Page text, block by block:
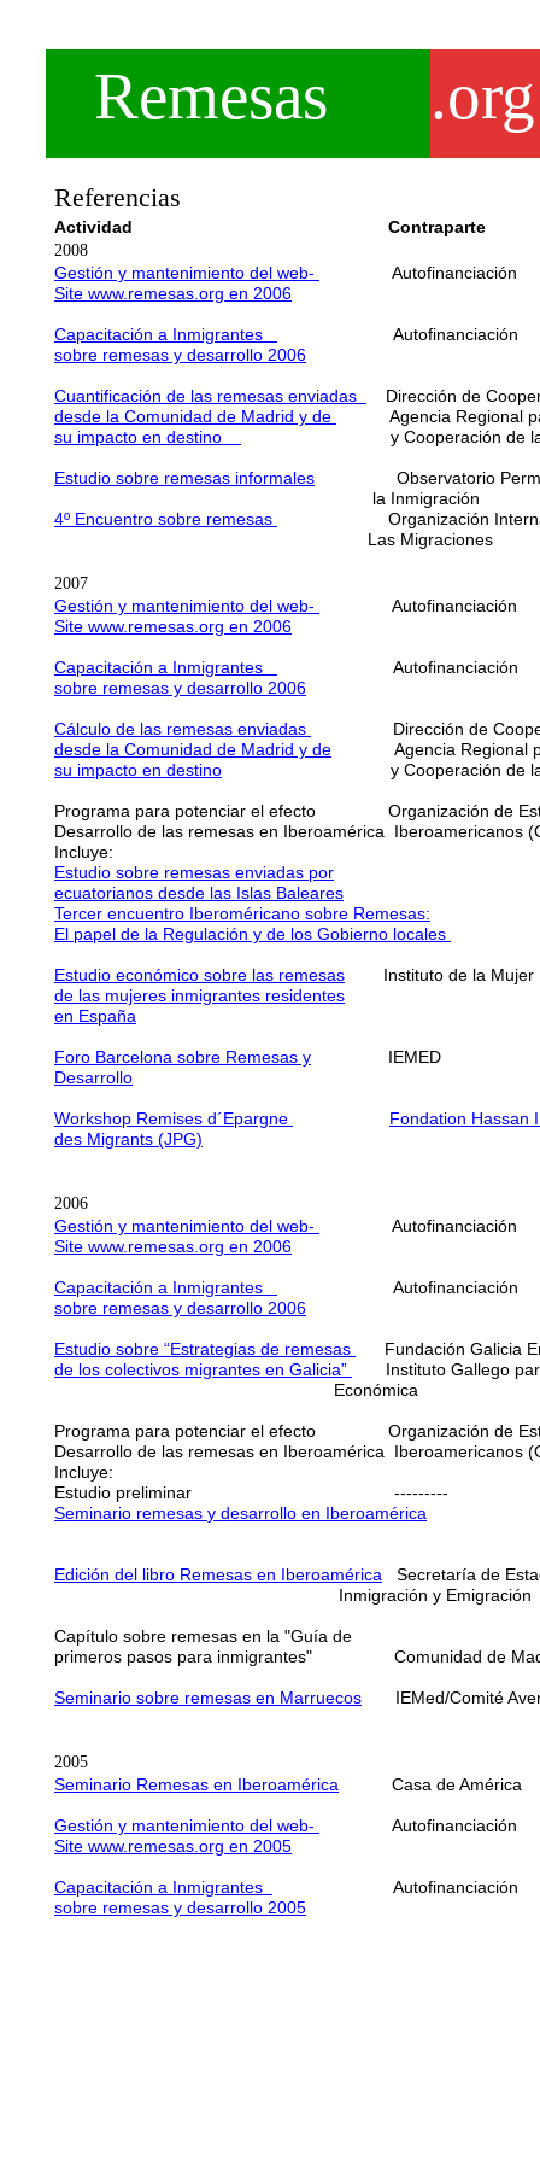
Referencias
Actividad
2008
Gestión y mantenimiento del web-
Site www.remesas.org en 2006
Capacitación a Inmigrantes
sobre remesas y desarrollo 2006
Cuantificación de las remesas enviadas
Dirección de
desde la Comunidad de Madrid y de
Agencia Regional
su impacto en destino
y Cooperación de la
Estudio sobre remesas informales Observatorio
la Inmigración
4º Encuentro sobre remesas
Organización
Las Migraciones 6
2007
Gestión y mantenimiento del web-
Site www.remesas.org en 2006
Capacitación a Inmigrantes
sobre remesas y desarrollo 2006
Cálculo de las remesas enviadas
Dirección de
desde la Comunidad de Madrid y de Agencia Regional
su impacto en destino y Cooperación de la
Programa para potenciar el efecto Organización
Desarrollo de las remesas en Iberoamérica
Incluye:
Estudio sobre remesas enviadas por
ecuatorianos desde las Islas Baleares
Tercer encuentro Iberoméricano sobre Remesas:
El papel de la Regulación y de los Gobierno locales
Estudio económico sobre las remesas Instituto de la
de las mujeres inmigrantes residentes
en España
Foro Barcelona sobre Remesas y IEMED
Desarrollo
Workshop Remises d´Epargne
Fondation Hassan
des Migrants (JPG)
2006
Gestión y mantenimiento del web-
Site www.remesas.org en 2006
Capacitación a Inmigrantes
sobre remesas y desarrollo 2006
Estudio sobre “Estrategias de remesas
Fundación Galicia
de los colectivos migrantes en Galicia”
Instituto Gallego
Económica
Programa para potenciar el efecto Organización
Desarrollo de las remesas en Iberoamérica
Incluye:
Estudio preliminar
Seminario remesas y desarrollo en Iberoamérica
Edición del libro Remesas en Iberoamérica Secretaría de
Inmigración y Emigración
Capítulo sobre remesas en la "Guía de
primeros pasos para inmigrantes" Comunidad
Seminario sobre remesas en Marruecos IEMed/Comité
2005
Seminario Remesas en Iberoamérica Casa de
Gestión y mantenimiento del web-
Site www.remesas.org en 2005
Capacitación a Inmigrantes
sobre remesas y desarrollo 2005
Remesas .org